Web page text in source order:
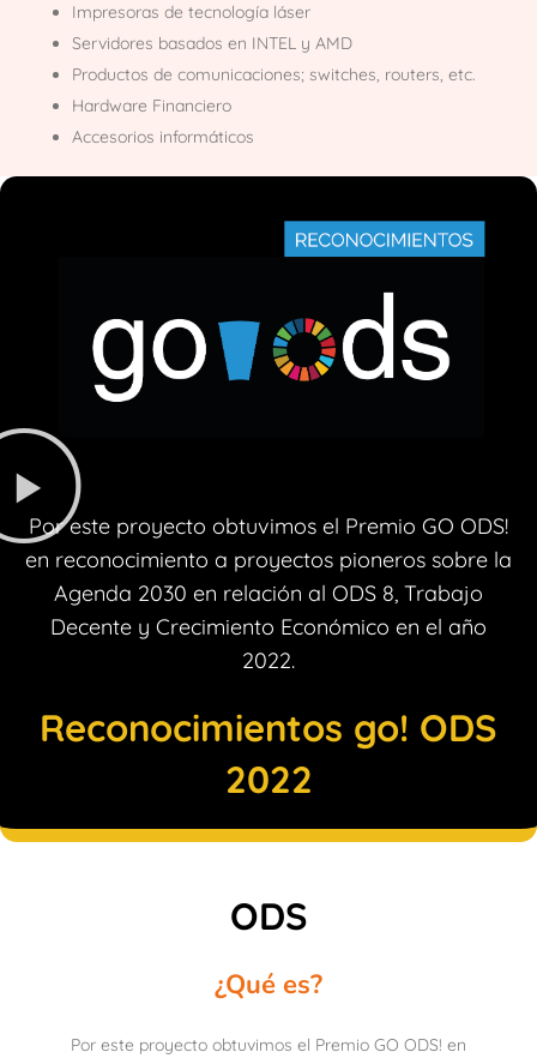
Impresoras de tecnología láser
Servidores basados en INTEL y AMD
Productos de comunicaciones; switches, routers, etc.
Hardware Financiero
Accesorios informáticos
Por este proyecto obtuvimos el Premio GO ODS!
en reconocimiento a proyectos pioneros sobre la
Agenda 2030 en relación al ODS 8, Trabajo
Decente y Crecimiento Económico en el año
2022.
Reconocimientos go! ODS
2022
ODS
¿Qué es?
Por este proyecto obtuvimos el Premio GO ODS! en